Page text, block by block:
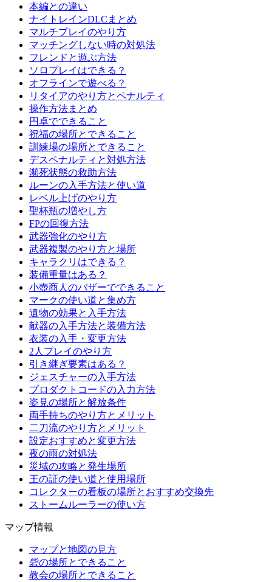
本編との違い
ナイトレインDLCまとめ
マルチプレイのやり方
マッチングしない時の対処法
フレンドと遊ぶ方法
ソロプレイはできる？
オフラインで遊べる？
リタイアのやり方とペナルティ
操作方法まとめ
円卓でできること
祝福の場所とできること
訓練場の場所とできること
デスペナルティと対処方法
瀕死状態の救助方法
ルーンの入手方法と使い道
レベル上げのやり方
聖杯瓶の増やし方
FPの回復方法
武器強化のやり方
武器複製のやり方と場所
キャラクリはできる？
装備重量はある？
小壺商人のバザーでできること
マークの使い道と集め方
遺物の効果と入手方法
献器の入手方法と装備方法
衣装の入手・変更方法
2人プレイのやり方
引き継ぎ要素はある？
ジェスチャーの入手方法
プロダクトコードの入力方法
姿見の場所と解放条件
両手持ちのやり方とメリット
二刀流のやり方とメリット
設定おすすめと変更方法
夜の雨の対処法
災域の攻略と発生場所
王の証の使い道と使用場所
コレクターの看板の場所とおすすめ交換先
ストームルーラーの使い方
マップ情報
マップと地図の見方
砦の場所とできること
教会の場所とできること